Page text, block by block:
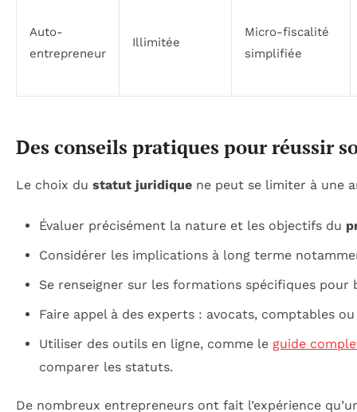
Auto-
entrepreneur
Illimitée
Micro-fiscalité
simplifiée
Des conseils pratiques pour réussir
Le choix du statut juridique ne peut se limiter à une
Évaluer précisément la nature et les objectifs du
Considérer les implications à long terme
Se renseigner sur les formations spécifiques
Faire appel à des experts : avocats, comptables
Utiliser des outils en ligne, comme le guide
comparer les statuts.
De nombreux entrepreneurs ont fait l’expérience